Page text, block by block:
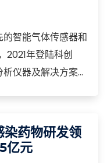
智能气体传感器和
2021年登陆科创
仪器及解决方案的
及气体分析仪器，
、工业过程分析、
染药物研发领
亿元